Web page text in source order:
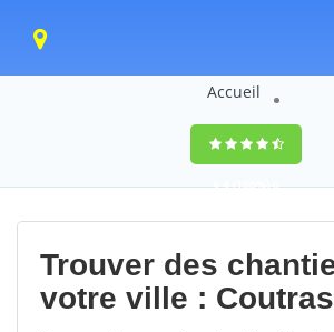
Accueil
9,4(100%)0
votes
Trouver des
votre ville : Coutras